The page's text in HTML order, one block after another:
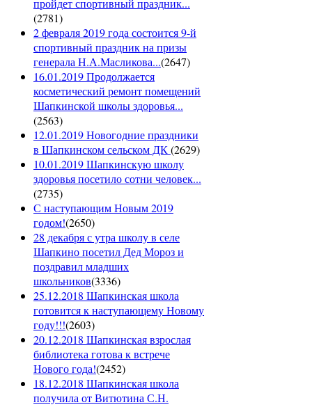
пройдет спортивный праздник...
(2781)
2 февраля 2019 года состоится 9-й
спортивный праздник на призы
генерала Н.А.Масликова...(2647)
16.01.2019 Продолжается
косметический ремонт помещений
Шапкинской школы здоровья...
(2563)
12.01.2019 Новогодние праздники
в Шапкинском сельском ДК(2629)
10.01.2019 Шапкинскую школу
здоровья посетило сотни человек...
(2735)
С наступающим Новым 2019
годом!(2650)
28 декабря с утра школу в селе
Шапкино посетил Дед Мороз и
поздравил младших
школьников(3336)
25.12.2018 Шапкинская школа
готовится к наступающему Новому
году!!!(2603)
20.12.2018 Шапкинская взрослая
библиотека готова к встрече
Нового года!(2452)
18.12.2018 Шапкинская школа
получила от Витютина С.Н.